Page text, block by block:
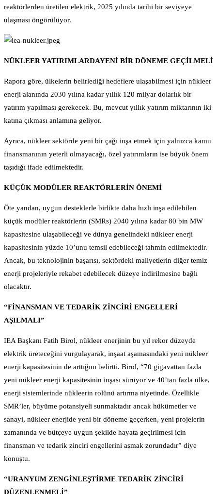
reaktörlerden üretilen elektrik, 2025 yılında tarihi bir seviyeye
ulaşması öngörülüyor.
NÜKLEER YATIRIMLARDAYENİ BİR DÖNEME GEÇİLMELİ
Rapora göre, ülkelerin belirlediği hedeflere ulaşabilmesi için nükleer
enerji alanında 2030 yılına kadar yıllık 120 milyar dolarlık bir
yatırım yapılması gerekecek. Bu, mevcut yıllık yatırım miktarının iki
katına çıkması anlamına geliyor.
Ayrıca, nükleer sektörde yeni bir çağı inşa etmek için yalnızca kamu
finansmanının yeterli olmayacağı, özel yatırımların ise büyük önem
taşıdığı ifade edilmektedir.
KÜÇÜK MODÜLER REAKTÖRLERİN ÖNEMİ
Öte yandan, uygun desteklerle birlikte daha hızlı inşa edilebilen
küçük modüler reaktörlerin (SMRs) 2040 yılına kadar 80 bin MW
kapasitesine ulaşabileceği ve dünya genelindeki nükleer enerji
kapasitesinin yüzde 10’unu temsil edebileceği tahmin edilmektedir.
Ancak, bu teknolojinin başarısı, sektördeki maliyetlerin diğer temiz
enerji projeleriyle rekabet edebilecek düzeye indirilmesine bağlı
olacaktır.
“FİNANSMAN VE TEDARİK ZİNCİRİ ENGELLERİ
AŞILMALI”
IEA Başkanı Fatih Birol, nükleer enerjinin bu yıl rekor düzeyde
elektrik üreteceğini vurgulayarak, inşaat aşamasındaki yeni nükleer
enerji kapasitesinin de arttığını belirtti. Birol, “70 gigavattan fazla
yeni nükleer enerji kapasitesinin inşası sürüyor ve 40’tan fazla ülke,
enerji sistemlerinde nükleerin rolünü artırma niyetinde. Özellikle
SMR’ler, büyüme potansiyeli sunmaktadır ancak hükümetler ve
sanayi, nükleer enerjide yeni bir döneme geçerken, yeni projelerin
zamanında ve bütçeye uygun şekilde hayata geçirilmesi için
finansman ve tedarik zinciri engellerini aşmak zorundadır” diye
konuştu.
“URANYUM ZENGİNLEŞTİRME TEDARİK ZİNCİRİ
DÜZENLENMELİ”